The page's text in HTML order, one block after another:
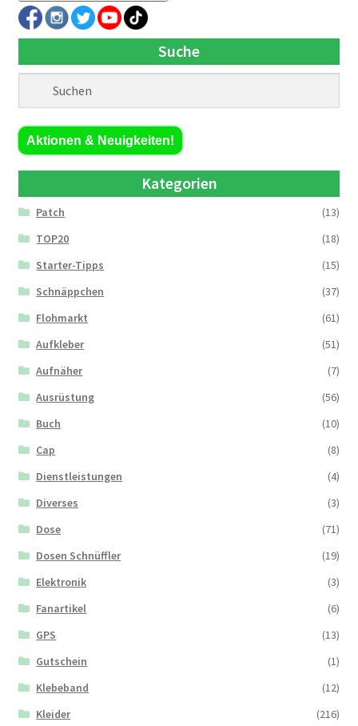
Suche
Aktionen & Neuigkeiten!
Kategorien
Patch
(13)
TOP20
(18)
Starter-Tipps
(15)
Schnäppchen
(37)
Flohmarkt
(61)
Aufkleber
(51)
Aufnäher
(7)
Ausrüstung
(56)
Buch
(10)
Cap
(8)
Dienstleistungen
(4)
Diverses
(3)
Dose
(71)
Dosen Schnüffler
(19)
Elektronik
(3)
Fanartikel
(6)
GPS
(13)
Gutschein
(1)
Klebeband
(12)
Kleider
(216)